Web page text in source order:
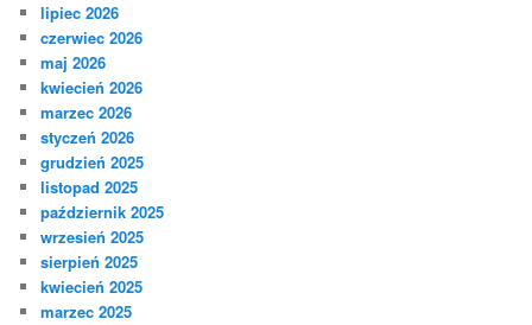
lipiec 2026
czerwiec 2026
maj 2026
kwiecień 2026
marzec 2026
styczeń 2026
grudzień 2025
listopad 2025
październik 2025
wrzesień 2025
sierpień 2025
kwiecień 2025
marzec 2025